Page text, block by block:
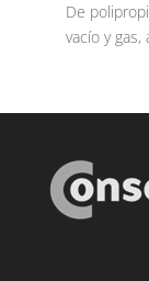
De
vacío y